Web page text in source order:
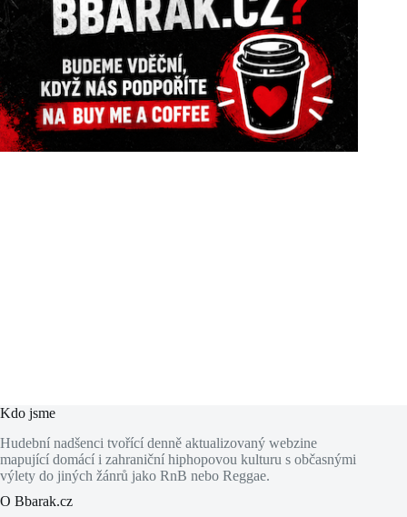
Kdo jsme
Hudební nadšenci tvořící denně aktualizovaný webzine
mapující domácí i zahraniční hiphopovou kulturu s občasnými
výlety do jiných žánrů jako RnB nebo Reggae.
O Bbarak.cz